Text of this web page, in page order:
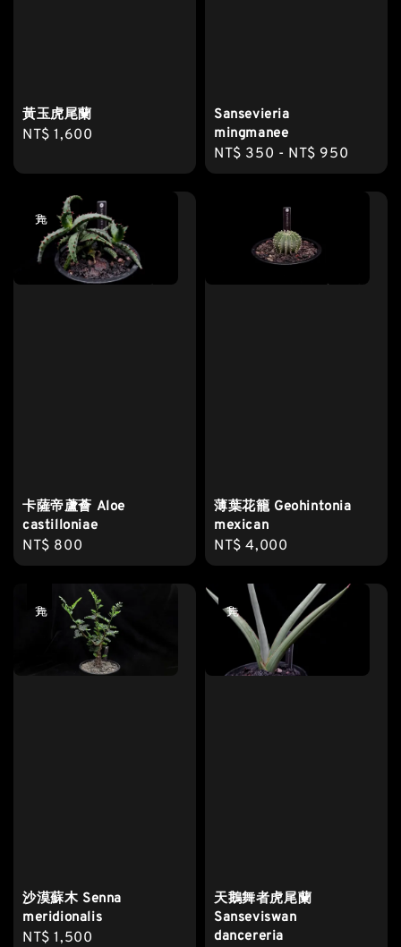
黃玉虎尾蘭
Regular
NT$ 1,600
Sansevieria
mingmanee
Regular
price
NT$ 350 - NT$ 950
卡薩帝蘆薈 Aloe
castilloniae
Regular
price
NT$ 800
薄葉花籠 Geohintonia
mexican
Regular
price
NT$ 4,000
沙漠蘇木 Senna
meridionalis
Regular
NT$ 1,500
天鵝舞者虎尾蘭
Sanseviswan
dancereria